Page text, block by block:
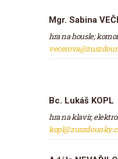
Mgr. Sabina
hra na housle;
Bc. Lukáš KOPL
hra na klavír,